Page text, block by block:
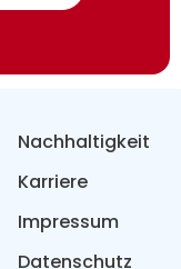
Nachhaltigkeit
Karriere
Impressum
Datenschutz